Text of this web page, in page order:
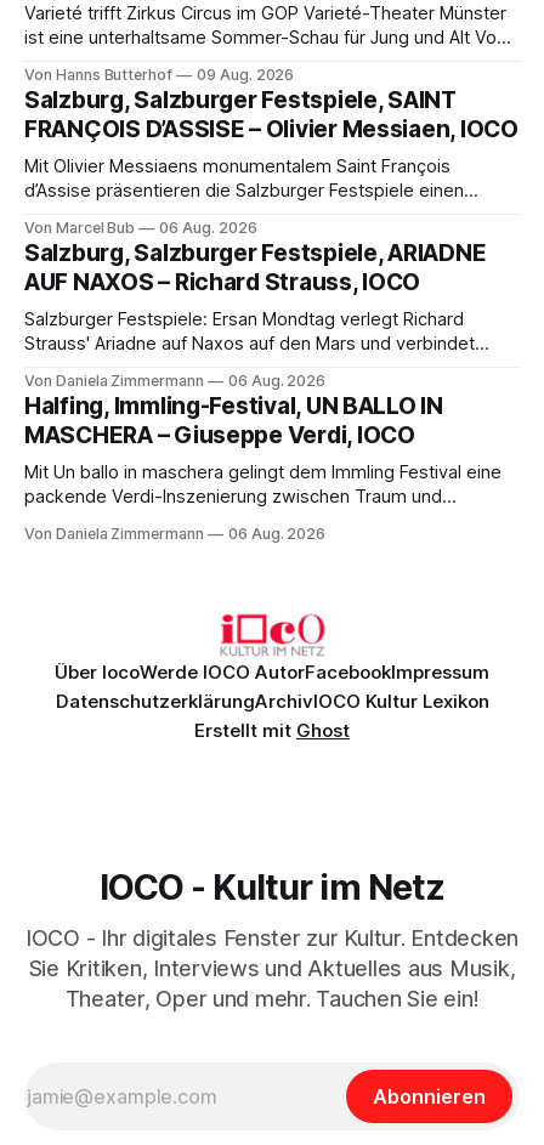
Varieté trifft Zirkus Circus im GOP Varieté-Theater Münster
ist eine unterhaltsame Sommer-Schau für Jung und Alt Von
Münster der Vorhang zur neuen Show Circus hebt, erkundet
wohl auch eine junge Frau, wie es ist, wenn der Zirkus ins
Varieté kommt.
Von Hanns Butterhof 09 Aug. 2026
Salzburg, Salzburger Festspiele, SAINT
FRANÇOIS D’ASSISE – Olivier Messiaen, IOCO
Mit Olivier Messiaens monumentalem Saint François
d’Assise präsentieren die Salzburger Festspiele einen
eine bildgewaltige Inszenierung, Maxime Pascal entfaltet
die komplexe Partitur eindrucksvoll, Philippe Sly berührt als
Franziskus.
Von Marcel Bub 06 Aug. 2026
Salzburg, Salzburger Festspiele, ARIADNE
AUF NAXOS – Richard Strauss, IOCO
Salzburger Festspiele: Ersan Mondtag verlegt Richard
Strauss' Ariadne auf Naxos auf den Mars und verbindet
Aufführung mit starken Solisten und den Wiener
Philharmonikern, szenisch bleibt der zweite Akt jedoch
hinter den Erwartungen zurück.
Von Daniela Zimmermann 06 Aug. 2026
Halfing, Immling-Festival, UN BALLO IN
MASCHERA – Giuseppe Verdi, IOCO
Mit Un ballo in maschera gelingt dem Immling Festival eine
packende Verdi-Inszenierung zwischen Traum und
psychologische Tiefe mit starken Bildern, getragen von
Von Daniela Zimmermann 06 Aug. 2026
Über IocoWerde IOCO AutorFacebookImpressum
DatenschutzerklärungArchivIOCO Kultur Lexikon
Erstellt mit Ghost
IOCO - Kultur im Netz
IOCO - Ihr digitales Fenster zur Kultur. Entdecken
Sie Kritiken, Interviews und Aktuelles aus Musik,
Theater, Oper und mehr. Tauchen Sie ein!
Abonnieren